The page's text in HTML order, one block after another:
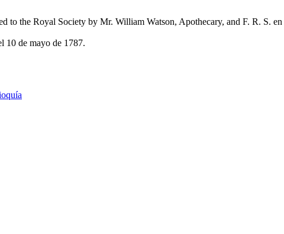
to the Royal Society by Mr. William Watson, Apothecary, and F. R. S.
10 de mayo de 1787.